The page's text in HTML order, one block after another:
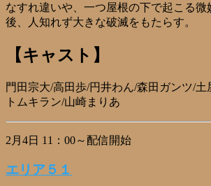
なすれ違いや、一つ屋根の下で起こる微
後、人知れず大きな破滅をもたらす。
【キャスト】
門田宗大/高田歩/円井わん/森田ガンツ/
トムキラン/山崎まりあ
2月4日 11：00～配信開始
エリア５１